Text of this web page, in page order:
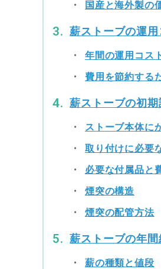
国産と海外製の
薪ストーブの運用
年間の運用コス
費用を節約する
薪ストーブの初期
ストーブ本体に
取り付けに必要
必要な付属品と
煙突の構造
煙突の配管方法
薪ストーブの年
薪の種類と値段